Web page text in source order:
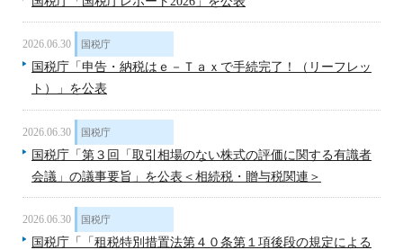
2026.06.30 国税庁
国税庁「申告・納税はｅ－Ｔａｘで手続完了！（リーフレッ
ト）」を公表
2026.06.30 国税庁
国税庁「第３回「取引相場のない株式の評価に関する有識者
会議」の議事要旨」を公表＜相続税・贈与税関連＞
2026.06.30 国税庁
国税庁「「租税特別措置法第４０条第１項後段の規定による